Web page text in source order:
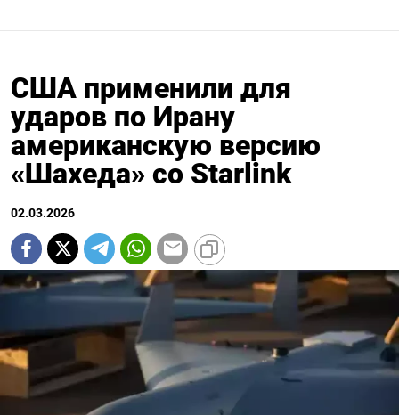
США применили для
ударов по Ирану
американскую версию
«Шахеда» со Starlink
02.03.2026